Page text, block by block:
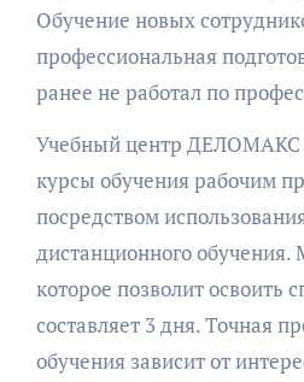
Обучение новых
профессиональная
ранее не работал по
Учебный центр ДЕЛОМАКС
курсы обучения рабочим
посредством
дистанционного
которое позволит освоить
составляет 3 дня. Точная
обучения зависит от